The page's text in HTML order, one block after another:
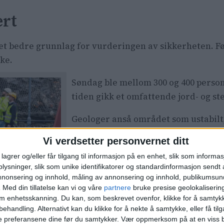
Vi verdsetter personvernet ditt
og/eller får tilgang til informasjon på en enhet, slik som
slik som unike identifikatorer og standardinformasjon sendt
og innhold, måling av annonsering og innhold,
Med din tillatelse kan vi og våre partnere bruke presise
enhetsskanning. Du kan, som beskrevet ovenfor, klikke for å
Alternativt kan du klikke for å nekte å samtykke, eller få
preferansene dine før du samtykker. Vær oppmerksom på at en viss
bedre grunnlag for vurderingen av sikkerheten.
Søndag ble mellom 300 og 400
tiden gikk et omfattende jord- og
Geologer anså området som
fortsatt en blokk på undersiden av
– Det viktigste nå er å vurdere om
beboerne kan flytte hjem igjen. For
ingeniørgeologisk kompetanse,
Erikssoni en vurdering etter en
i området, der mindre steinmasser raste, ifølge